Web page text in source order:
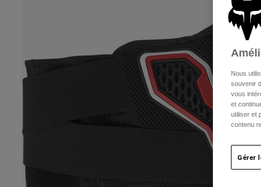
Nous
souvenir
vous
et
utiliser et
contenu
Gérer